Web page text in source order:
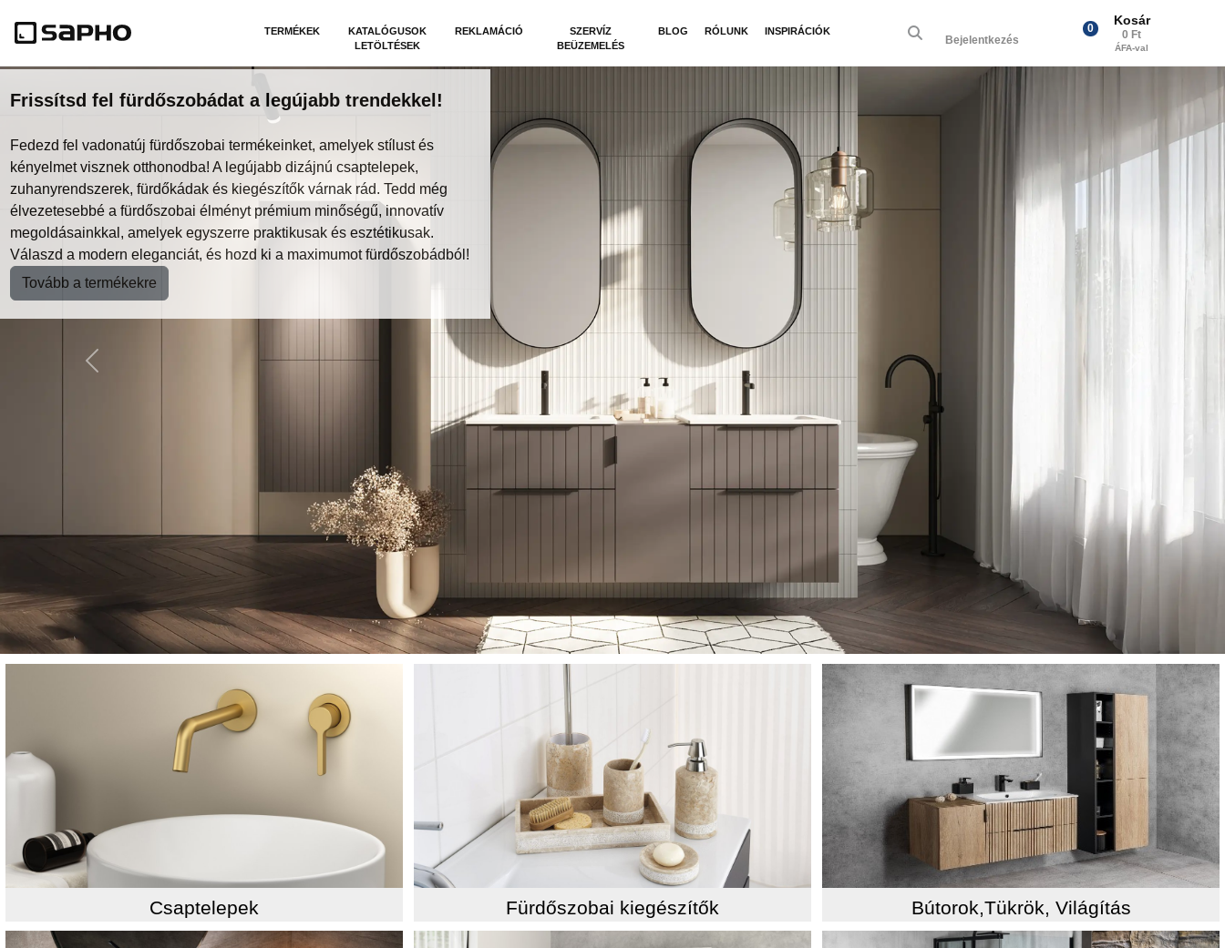
TERMÉKEK
KATALÓGUSOK
LETÖLTÉSEK
REKLAMÁCIÓ
SZERVÍZ
BEÜZEMELÉS
BLOG RÓLUNK INSPIRÁCIÓK
Bejelentkezés
0
Kosár
0 Ft
ÁFA-val
Previous
Frissítsd fel fürdőszobádat a legújabb trendekkel!
Fedezd fel vadonatúj fürdőszobai termékeinket, amelyek stílust és
kényelmet visznek otthonodba! A legújabb dizájnú csaptelepek,
zuhanyrendszerek, fürdőkádak és kiegészítők várnak rád. Tedd még
élvezetesebbé a fürdőszobai élményt prémium minőségű, innovatív
megoldásainkkal, amelyek egyszerre praktikusak és esztétikusak.
Válaszd a modern eleganciát, és hozd ki a maximumot fürdőszobádból!
Tovább a termékekre
Csaptelepek Fürdőszobai kiegészítők Bútorok,Tükrök, Világítás